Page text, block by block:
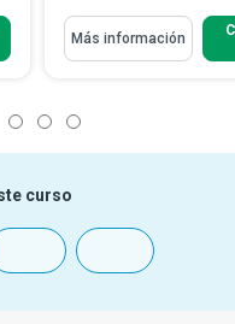
Más información
curso